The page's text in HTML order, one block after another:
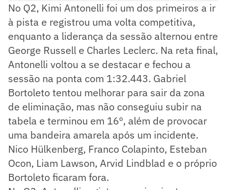
No Q2, Kimi Antonelli foi um dos primeiros a ir
à pista e registrou uma volta competitiva,
enquanto a liderança da sessão alternou entre
George Russell e Charles Leclerc. Na reta final,
Antonelli voltou a se destacar e fechou a
sessão na ponta com 1:32.443. Gabriel
Bortoleto tentou melhorar para sair da zona
de eliminação, mas não conseguiu subir na
tabela e terminou em 16º, além de provocar
uma bandeira amarela após um incidente.
Nico Hülkenberg, Franco Colapinto, Esteban
Ocon, Liam Lawson, Arvid Lindblad e o próprio
Bortoleto ficaram fora.